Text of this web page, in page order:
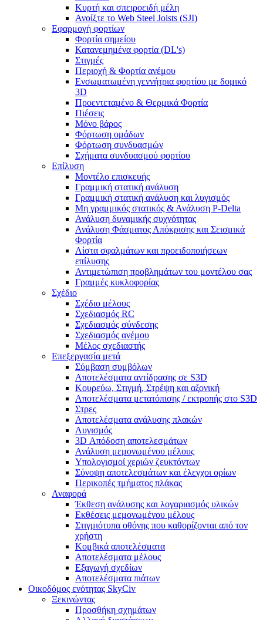
Κυρτή και σπειροειδή μέλη
Ανοίξτε το Web Steel Joists (SJI)
Εφαρμογή φορτίων
Φορτία σημείου
Κατανεμημένα φορτία (DL's)
Στιγμές
Περιοχή & Φορτία ανέμου
Ενσωματωμένη γεννήτρια φορτίου με δομικό
3D
Προεντεταμένο & Θερμικά Φορτία
Πιέσεις
Μόνο βάρος
Φόρτωση ομάδων
Φόρτωση συνδυασμών
Σχήματα συνδυασμού φορτίου
Επίλυση
Μοντέλο επισκευής
Γραμμική στατική ανάλυση
Γραμμική στατική ανάλυση και λυγισμός
Μη γραμμικός στατικός & Ανάλυση P-Delta
Ανάλυση δυναμικής συχνότητας
Ανάλυση Φάσματος Απόκρισης και Σεισμικά
Φορτία
Λίστα σφαλμάτων και προειδοποιήσεων
επίλυσης
Αντιμετώπιση προβλημάτων του μοντέλου σας
Γραμμές κυκλοφορίας
Σχέδιο
Σχέδιο μέλους
Σχεδιασμός RC
Σχεδιασμός σύνδεσης
Σχεδιασμός ανέμου
Μέλος σχεδιαστής
Επεξεργασία μετά
Σύμβαση συμβόλων
Αποτελέσματα αντίδρασης σε S3D
Κουρεύω, Στιγμή, Στρέψη και αξονική
Αποτελέσματα μετατόπισης / εκτροπής στο S3D
Στρες
Αποτελέσματα ανάλυσης πλακών
Λυγισμός
3D Απόδοση αποτελεσμάτων
Ανάλυση μεμονωμένου μέλους
Υπολογισμοί χεριών ζευκτόντων
Σύνοψη αποτελεσμάτων και έλεγχοι ορίων
Περικοπές τμήματος πλάκας
Αναφορά
Έκθεση ανάλυσης και λογαριασμός υλικών
Εκθέσεις μεμονωμένου μέλους
Στιγμιότυπα οθόνης που καθορίζονται από τον
χρήστη
Κομβικά αποτελέσματα
Αποτελέσματα μέλους
Εξαγωγή σχεδίων
Αποτελέσματα πιάτων
Οικοδόμος ενότητας SkyCiv
Ξεκινώντας
Προσθήκη σχημάτων